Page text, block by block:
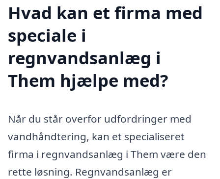
Hvad kan et firma med
speciale i
regnvandsanlæg i
Them hjælpe med?
Når du står overfor udfordringer med
vandhåndtering, kan et specialiseret
firma i regnvandsanlæg i Them være den
rette løsning. Regnvandsanlæg er